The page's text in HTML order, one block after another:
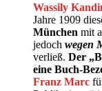
Wassily
Jahre 1909
München mit
jedoch wegen
verließ. Der
eine Buch-
Franz Marc